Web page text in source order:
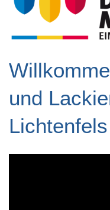
und
Lichtenfels